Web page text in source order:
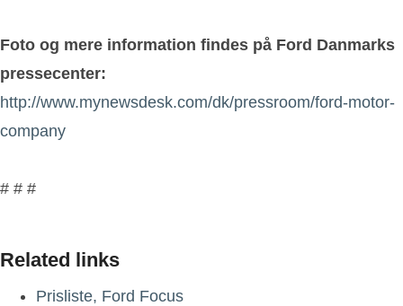
Foto og mere information findes på Ford Danmarks
pressecenter:
http://www.mynewsdesk.com/dk/pressroom/ford-motor-
company
# # #
Related links
Prisliste, Ford Focus